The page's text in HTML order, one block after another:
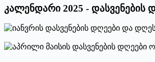
კალენდარი 2025 - დასვენების